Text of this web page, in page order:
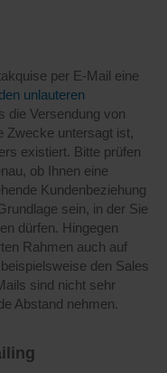
per E-Mail eine
unlauteren
die Versendung von
Zwecke untersagt ist,
existiert. Bitte prüfen
ob Ihnen eine
Kundenbeziehung
sein, in der Sie
dürfen. Hingegen
Rahmen auch auf
den Sales
sind nicht sehr
Abstand nehmen.